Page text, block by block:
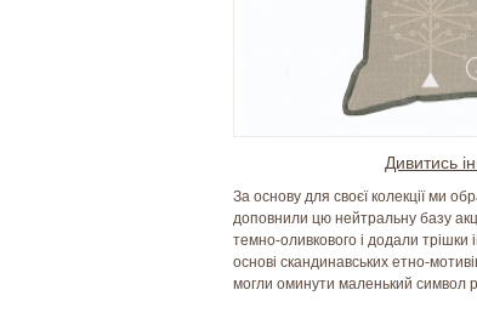
Дивитись
За основу для своєї колекції ми
доповнили цю нейтральну базу
темно-оливкового і додали трішки
основі скандинавських етно-
могли оминути маленький символ